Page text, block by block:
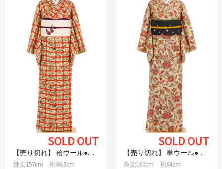
SOLD OUT
【売り切れ】 袷ウール●丸窓に花
身丈157cm 裄66.5cm
SOLD OUT
【売り切れ】 単ウール●レトロな唐花模様
身丈160cm 裄64cm